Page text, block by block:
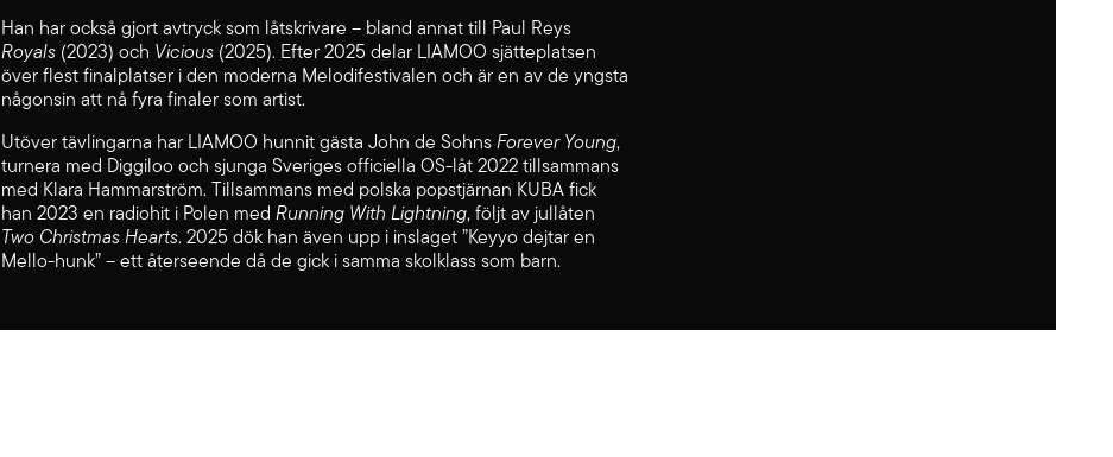
Han har också gjort avtryck som låtskrivare – bland annat till Paul Reys
Royals (2023) och Vicious (2025). Efter 2025 delar LIAMOO sjätteplatsen
över flest finalplatser i den moderna Melodifestivalen och är en av de yngsta
någonsin att nå fyra finaler som artist.
Utöver tävlingarna har LIAMOO hunnit gästa John de SohnsForever Young,
turnera med Diggiloo och sjunga Sveriges officiella OS-låt 2022 tillsammans
med Klara Hammarström. Tillsammans med polska popstjärnan KUBA fick
han 2023 en radiohit i Polen med Running With Lightning, följt av jullåten
Two Christmas Hearts. 2025 dök han även upp i inslaget ”Keyyo dejtar en
Mello-hunk” – ett återseende då de gick i samma skolklass som barn.